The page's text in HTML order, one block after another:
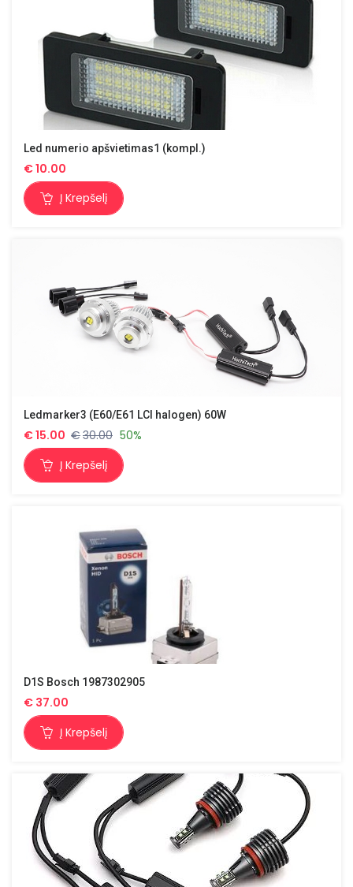
Led numerio apšvietimas1 (kompl.)
€10.00
Į Krepšelį
Ledmarker3 (E60/E61 LCI halogen) 60W
€15.00 €30.00 50%
Į Krepšelį
D1S Bosch 1987302905
€ 37.00
Į Krepšelį